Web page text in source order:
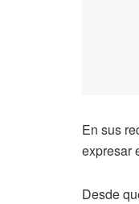
En sus
expresar
Desde